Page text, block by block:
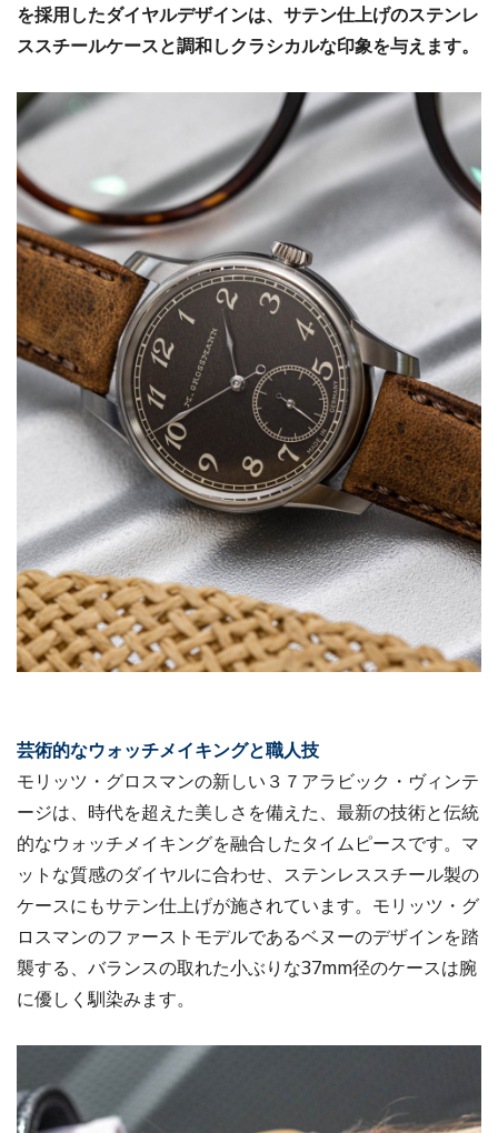
を採用したダイヤルデザインは、サテン仕上げのステンレ
ススチールケースと調和しクラシカルな印象を与えます。
芸術的なウォッチメイキングと職人技
モリッツ・グロスマンの新しい３７アラビック・ヴィンテ
ージは、時代を超えた美しさを備えた、最新の技術と伝統
的なウォッチメイキングを融合したタイムピースです。マ
ットな質感のダイヤルに合わせ、ステンレススチール製の
ケースにもサテン仕上げが施されています。モリッツ・グ
ロスマンのファーストモデルであるベヌーのデザインを踏
襲する、バランスの取れた小ぶりな37mm径のケースは腕
に優しく馴染みます。